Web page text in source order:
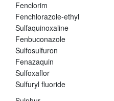
Fenclorim
Fenchlorazole-ethyl
Sulfaquinoxaline
Fenbuconazole
Sulfosulfuron
Fenazaquin
Sulfoxaflor
Sulfuryl fluoride